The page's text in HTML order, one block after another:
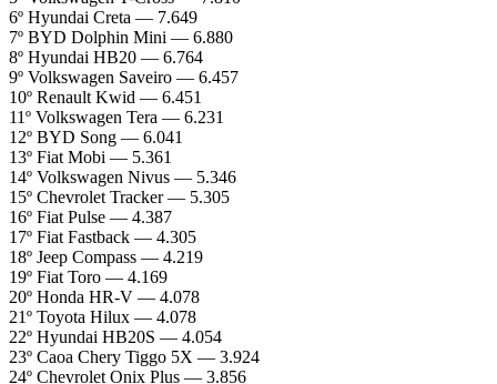
6º Hyundai Creta — 7.649
7º BYD Dolphin Mini — 6.880
8º Hyundai HB20 — 6.764
9º Volkswagen Saveiro — 6.457
10º Renault Kwid — 6.451
11º Volkswagen Tera — 6.231
12º BYD Song — 6.041
13º Fiat Mobi — 5.361
14º Volkswagen Nivus — 5.346
15º Chevrolet Tracker — 5.305
16º Fiat Pulse — 4.387
17º Fiat Fastback — 4.305
18º Jeep Compass — 4.219
19º Fiat Toro — 4.169
20º Honda HR-V — 4.078
21º Toyota Hilux — 4.078
22º Hyundai HB20S — 4.054
23º Caoa Chery Tiggo 5X — 3.924
24º Chevrolet Onix Plus — 3.856